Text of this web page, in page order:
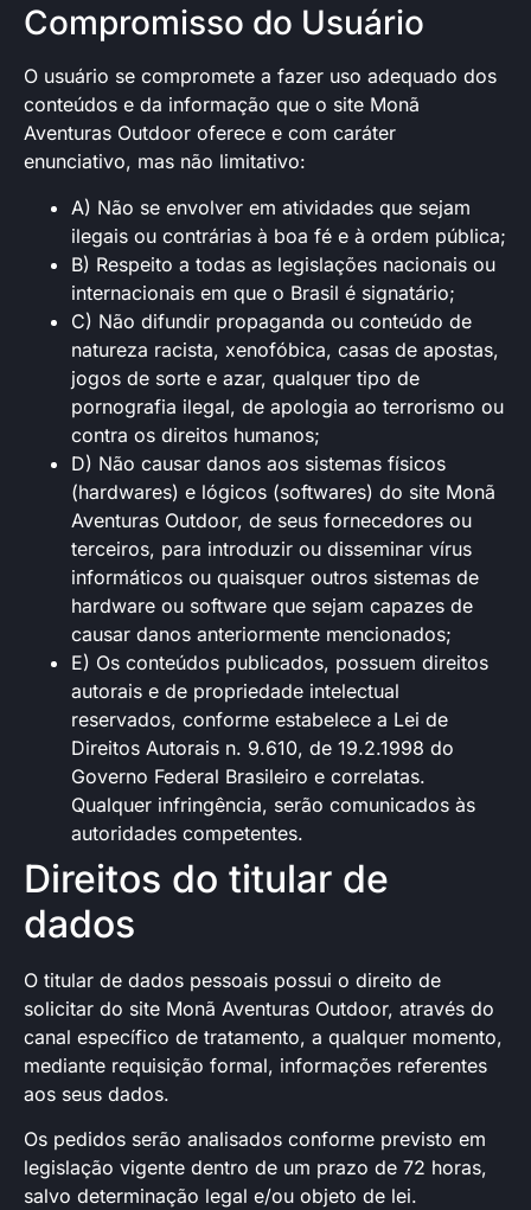
Compromisso do Usuário
O usuário se compromete a fazer uso adequado dos
conteúdos e da informação que o site Monã
Aventuras Outdoor oferece e com caráter
enunciativo, mas não limitativo:
A) Não se envolver em atividades que sejam
ilegais ou contrárias à boa fé e à ordem pública;
B) Respeito a todas as legislações nacionais ou
internacionais em que o Brasil é signatário;
C) Não difundir propaganda ou conteúdo de
natureza racista, xenofóbica, casas de apostas,
jogos de sorte e azar, qualquer tipo de
pornografia ilegal, de apologia ao terrorismo ou
contra os direitos humanos;
D) Não causar danos aos sistemas físicos
(hardwares) e lógicos (softwares) do site Monã
Aventuras Outdoor, de seus fornecedores ou
terceiros, para introduzir ou disseminar vírus
informáticos ou quaisquer outros sistemas de
hardware ou software que sejam capazes de
causar danos anteriormente mencionados;
E) Os conteúdos publicados, possuem direitos
autorais e de propriedade intelectual
reservados, conforme estabelece a Lei de
Direitos Autorais n. 9.610, de 19.2.1998 do
Governo Federal Brasileiro e correlatas.
Qualquer infringência, serão comunicados às
autoridades competentes.
Direitos do titular de
dados
O titular de dados pessoais possui o direito de
solicitar do site Monã Aventuras Outdoor, através do
canal específico de tratamento, a qualquer momento,
mediante requisição formal, informações referentes
aos seus dados.
Os pedidos serão analisados conforme previsto em
legislação vigente dentro de um prazo de 72 horas,
salvo determinação legal e/ou objeto de lei.